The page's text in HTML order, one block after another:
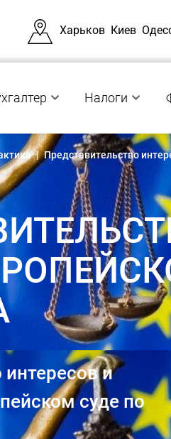
Харьков Киев
Налоги
| Представительство
и
суде по